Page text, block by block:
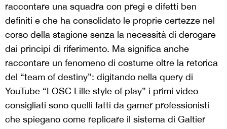
raccontare una squadra con pregi e difetti ben
definiti e che ha consolidato le proprie certezze nel
corso della stagione senza la necessità di derogare
dai principi di riferimento. Ma significa anche
raccontare un fenomeno di costume oltre la retorica
del “team of destiny”: digitando nella query di
YouTube “LOSC Lille style of play” i primi video
consigliati sono quelli fatti da gamer professionisti
che spiegano come replicare il sistema di Galtier